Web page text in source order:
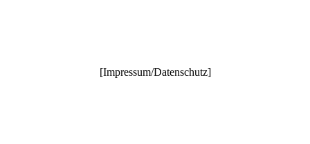
[Impressum/Datenschutz]